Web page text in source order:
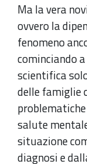
Ma la vera
ovvero la
fenomeno
cominciando
scientifica
delle famiglie
salute
situazione
diagnosi e